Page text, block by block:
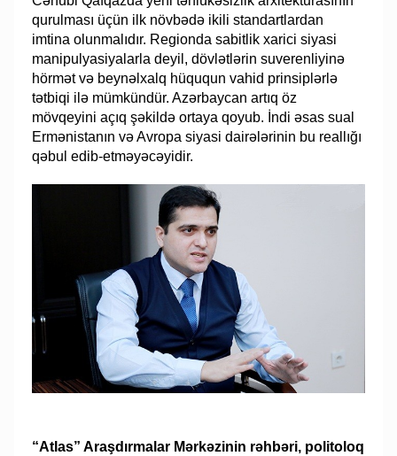
qurulması üçün ilk növbədə ikili standartlardan
imtina olunmalıdır. Regionda sabitlik xarici siyasi
manipulyasiyalarla deyil, dövlətlərin suverenliyinə
hörmət və beynəlxalq hüququn vahid prinsiplərlə
tətbiqi ilə mümkündür. Azərbaycan artıq öz
mövqeyini açıq şəkildə ortaya qoyub. İndi əsas sual
Ermənistanın və Avropa siyasi dairələrinin bu reallığı
qəbul edib-etməyəcəyidir.
“Atlas” Araşdırmalar Mərkəzinin rəhbəri, politoloq